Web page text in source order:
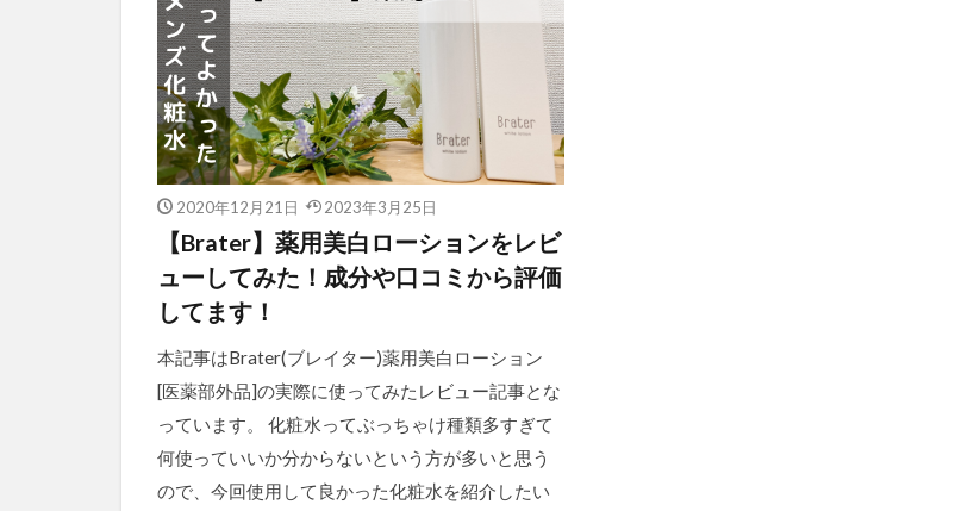
2020年12月21日 2023年3月25日
【Brater】薬用美白ローションをレビ
ューしてみた！成分や口コミから評価
してます！
本記事はBrater(ブレイター)薬用美白ローション
[医薬部外品]の実際に使ってみたレビュー記事とな
っています。 化粧水ってぶっちゃけ種類多すぎて
何使っていいか分からないという方が多いと思う
ので、今回使用して良かった化粧水を紹介したい